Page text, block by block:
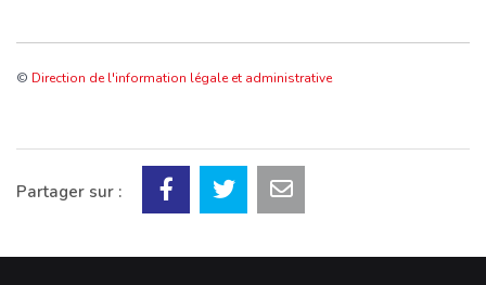
© Direction de l'information légale et administrative
Partager sur :